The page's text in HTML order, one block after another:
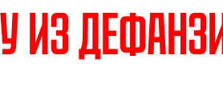
из